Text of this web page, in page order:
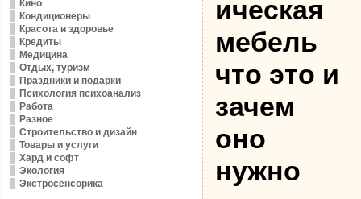
Кино
Кондиционеры
Красота и здоровье
Кредиты
Медицина
Отдых, туризм
Праздники и подарки
Психология психоанализ
Работа
Разное
Строительство и дизайн
Товары и услуги
Хард и софт
Экология
Экстросенсорика
ическая
мебель
что это и
зачем
оно
нужно